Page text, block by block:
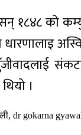
१८४८ को
।